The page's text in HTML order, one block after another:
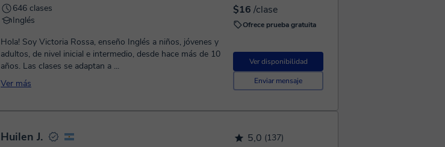
$16 /clase
Ofrece prueba gratuita
Ver disponibilidad
Enviar mensaje
646 clases
Inglés
Hola! Soy Victoria Rossa, enseño Inglés a niños, jóvenes y
adultos, de nivel inicial e intermedio, desde hace más de 10
años. Las clases se adaptan a ...
Ver más
5,0 (137)
Huilen J.